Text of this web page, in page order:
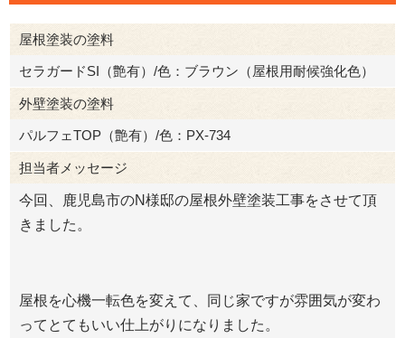
屋根塗装の塗料
セラガードSI（艶有）/色：ブラウン（屋根用耐候強化色）
外壁塗装の塗料
パルフェTOP（艶有）/色：PX-734
担当者メッセージ
今回、鹿児島市のN様邸の屋根外壁塗装工事をさせて頂
きました。
屋根を心機一転色を変えて、同じ家ですが雰囲気が変わ
ってとてもいい仕上がりになりました。